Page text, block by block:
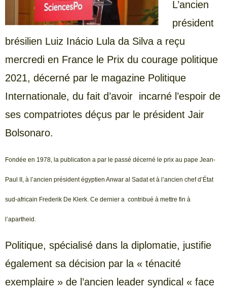
L’ancien
président
brésilien Luiz Inácio Lula da Silva a reçu
mercredi en France le Prix du courage politique
2021, décerné par le magazine Politique
Internationale, du fait d’avoir incarné l’espoir de
ses compatriotes déçus par le président Jair
Bolsonaro.
Fondée en 1978, la publication a par le passé décerné le prix au pape Jean-
Paul II, à l’ancien président égyptien Anwar al Sadat et à l’ancien chef d’État
sud-africain Frederik De Klerk. Ce dernier a contribué à mettre fin à
l’apartheid.
Politique, spécialisé dans la diplomatie, justifie
également sa décision par la « ténacité
exemplaire » de l’ancien leader syndical « face